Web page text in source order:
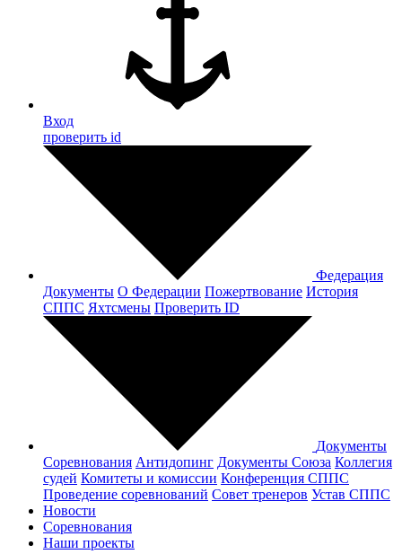
Вход
проверить id
Федерация
Документы О Федерации Пожертвование История
СППС Яхтсмены Проверить ID
Документы
Соревнования Антидопинг Документы Cоюза Коллегия
судей Комитеты и комиссии Конференция СППС
Проведение соревнований Совет тренеров Устав СППС
Новости
Соревнования
Наши проекты